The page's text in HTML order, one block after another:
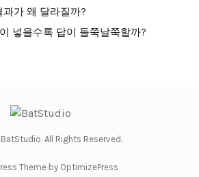
과가 왜 달라질까?
넣을수록 답이 들쭉날쭉할까?
All Rights Reserved.
Theme by OptimizePress